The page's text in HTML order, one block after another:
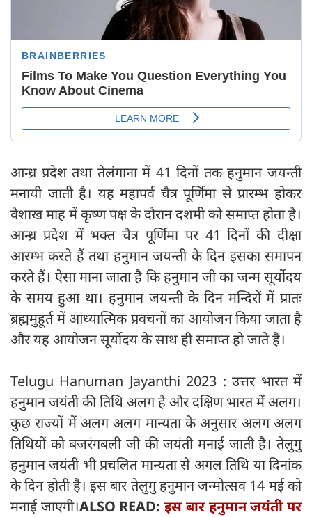
आन्ध्र प्रदेश तथा तेलंगाना में 41 दिनों तक हनुमान जयन्ती
मनायी जाती है। यह महापर्व चैत्र पूर्णिमा से प्रारम्भ होकर
वैशाख माह में कृष्ण पक्ष के दौरान दशमी को समाप्त होता है।
आन्ध्र प्रदेश में भक्त चैत्र पूर्णिमा पर 41 दिनों की दीक्षा
आरम्भ करते हैं तथा हनुमान जयन्ती के दिन इसका समापन
करते हैं। ऐसा माना जाता है कि हनुमान जी का जन्म सूर्योदय
के समय हुआ था। हनुमान जयन्ती के दिन मन्दिरों में प्रातः
ब्रह्ममुहूर्त में आध्यात्मिक प्रवचनों का आयोजन किया जाता है
और यह आयोजन सूर्योदय के साथ ही समाप्त हो जाते हैं।
Telugu Hanuman Jayanthi 2023 : उत्तर भारत में
हनुमान जयंती की तिथि अलग है और दक्षिण भारत में अलग।
कुछ राज्यों में अलग अलग मान्यता के अनुसार अलग अलग
तिथियों को बजरंगबली जी की जयंती मनाई जाती है। तेलुगु
हनुमान जयंती भी प्रचलित मान्यता से अगल तिथि या दिनांक
के दिन होती है। इस बार तेलुगु हनुमान जन्मोत्सव 14 मई को
मनाई जाएगी।ALSO READ:इस बार हनुमान जयंती पर